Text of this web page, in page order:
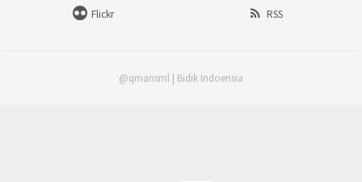
Flickr
RSS
@qmansml | Bidik Indoensia